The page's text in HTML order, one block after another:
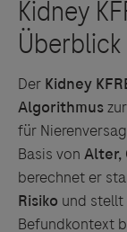
Der Kidney
Algorithmus
für
Basis von Alter,
berechnet er
Risiko und stellt
Befundkontext